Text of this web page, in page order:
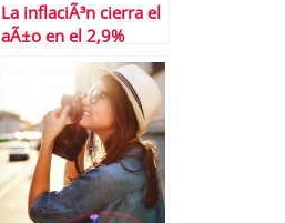
La inflaciÃ³n cierra el
aÃ±o en el 2,9%